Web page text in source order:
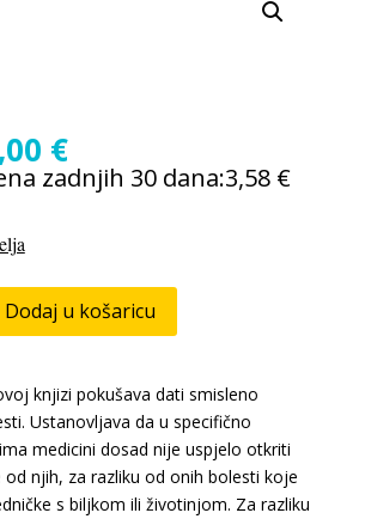
€.
€Trenutna
cijena
je:
zadnjih 30 dana:3,58 €
Dodaj u košaricu
knjizi pokušava dati smisleno
Ustanovljava da u specifično
medicini dosad nije uspjelo otkriti
njih, za razliku od onih bolesti koje
s biljkom ili životinjom. Za razliku